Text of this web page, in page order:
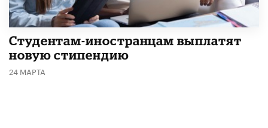
Студентам-иностранцам выплатят
новую стипендию
24 МАРТА